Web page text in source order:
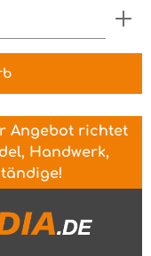
Wert
Angebot richtet
Handwerk,